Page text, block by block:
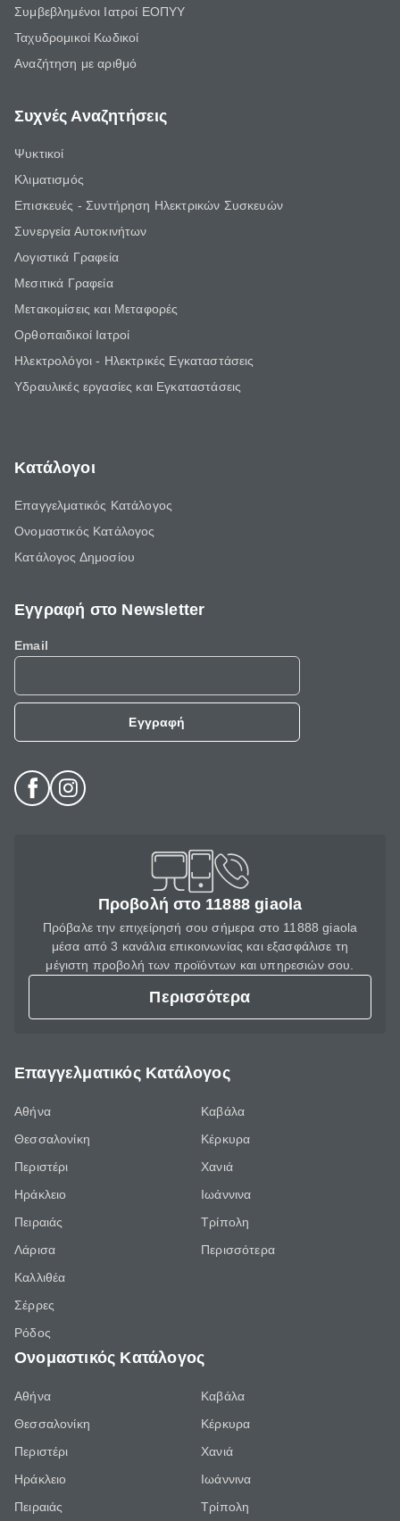
Συμβεβλημένοι Ιατροί ΕΟΠΥΥ
Ταχυδρομικοί Κωδικοί
Αναζήτηση με αριθμό
Συχνές Αναζητήσεις
Ψυκτικοί
Κλιματισμός
Επισκευές - Συντήρηση Ηλεκτρικών Συσκευών
Συνεργεία Αυτοκινήτων
Λογιστικά Γραφεία
Μεσιτικά Γραφεία
Μετακομίσεις και Μεταφορές
Ορθοπαιδικοί Ιατροί
Ηλεκτρολόγοι - Ηλεκτρικές Εγκαταστάσεις
Υδραυλικές εργασίες και Εγκαταστάσεις
Κατάλογοι
Επαγγελματικός Κατάλογος
Ονομαστικός Κατάλογος
Κατάλογος Δημοσίου
Εγγραφή στο Newsletter
Email
Εγγραφή
Προβολή στο 11888 giaola
Πρόβαλε την επιχείρησή σου σήμερα στο 11888 giaola
μέσα από 3 κανάλια επικοινωνίας και εξασφάλισε τη
μέγιστη προβολή των προϊόντων και υπηρεσιών σου.
Περισσότερα
Επαγγελματικός Κατάλογος
Αθήνα
Θεσσαλονίκη
Περιστέρι
Ηράκλειο
Πειραιάς
Λάρισα
Καλλιθέα
Σέρρες
Ρόδος
Καβάλα
Κέρκυρα
Χανιά
Ιωάννινα
Τρίπολη
Περισσότερα
Ονομαστικός Κατάλογος
Αθήνα
Θεσσαλονίκη
Περιστέρι
Ηράκλειο
Πειραιάς
Καβάλα
Κέρκυρα
Χανιά
Ιωάννινα
Τρίπολη